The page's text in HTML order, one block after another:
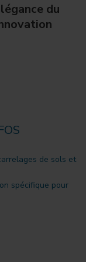
du
de sols et
spécifique pour